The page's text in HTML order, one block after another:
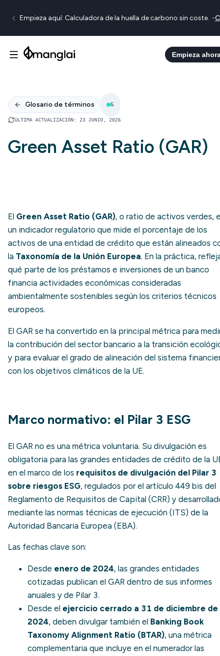
Empieza aquí: Calculadora de la huella de carbono sin coste. -
Empieza
Glosario de términos G
ÚLTIMA ACTUALIZACIÓN: 23 JUNIO, 2026
Green Asset Ratio (GAR)
El Green Asset Ratio (GAR), o ratio de activos verdes,
un indicador regulatorio que mide el porcentaje de los
activos de una entidad de crédito que están alineados
la Taxonomía de la Unión Europea. En la práctica,
qué parte de los préstamos e inversiones de un banco
financia actividades económicas consideradas
ambientalmente sostenibles según los criterios técnicos
europeos.
El GAR se ha convertido en la principal métrica para
la contribución del sector bancario a la transición
y para evaluar el grado de alineación del sistema
con los objetivos climáticos de la UE.
Marco normativo: el Pilar 3 ESG
El GAR no es una métrica voluntaria. Su divulgación es
obligatoria para las grandes entidades de crédito de la
en el marco de los requisitos de divulgación del Pilar 3
sobre riesgos ESG, regulados por el artículo 449 bis del
Reglamento de Requisitos de Capital (CRR) y
mediante las normas técnicas de ejecución (ITS) de la
Autoridad Bancaria Europea (EBA).
Las fechas clave son:
Desde enero de 2024, las grandes entidades
cotizadas publican el GAR dentro de sus informes
anuales y de Pilar 3.
Desde el ejercicio cerrado a 31 de diciembre de
2024, deben divulgar también el Banking Book
Taxonomy Alignment Ratio (BTAR), una métrica
complementaria que incluye en el numerador las